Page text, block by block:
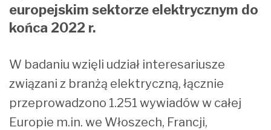
europejskim sektorze elektrycznym do
końca 2022 r.
W badaniu wzięli udział interesariusze
związani z branżą elektryczną, łącznie
przeprowadzono 1.251 wywiadów w całej
Europie m.in. we Włoszech, Francji,